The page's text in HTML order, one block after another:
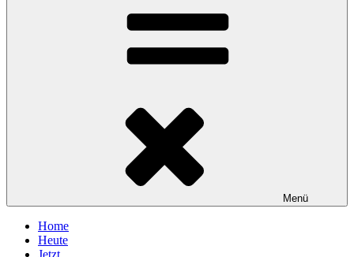
Menü
Home
Heute
Jetzt